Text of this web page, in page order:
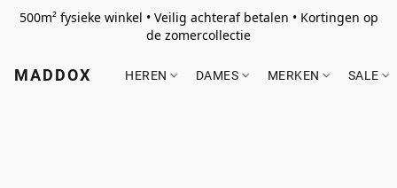
500m² fysieke winkel • Veilig achteraf betalen • Kortingen op
de zomercollectie
MADDOX HEREN DAMES MERKEN SALE